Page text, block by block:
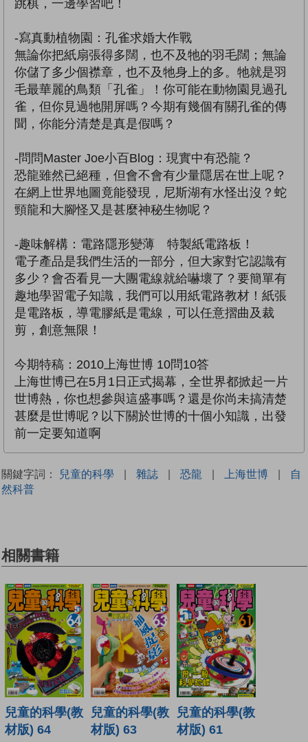
跳棋，一邊學習吧！
-寫真動植物園：孔雀求婚大作戰
無論你把紙扇張得多闊，也不及牠的羽毛闊；無論
你儲了多少個襟章，也不及牠身上的多。牠就是羽
毛最華麗的鳥類「孔雀」！你可能在動物園見過孔
雀，但你見過牠開屏嗎？今期有幾個有關孔雀的傳
聞，你能分清楚是真是假嗎？
-問問Master Joe小百Blog：現實中有恐龍？
恐龍雖然已絕種，但會不會有少量隱居在世上呢？
在網上世界地圖竟能發現，尼斯湖有水怪出沒？蛇
頸龍和大腳怪又是甚麼神秘生物呢？
-趣味解構：電路隱形變薄 特製紙電路板！
電子產品是我們生活的一部分，但大家對它認識有
多少？會否看見一大團電線就給嚇壞了？要簡單有
趣地學習電子知識，我們可以用紙電路教材！紙張
是電路板，導電膠紙是電線，可以任意摺曲及裁
剪，創意無限！
今期特稿：2010上海世博 10問10答
上海世博已在5月1日正式揭幕，全世界都掀起一片
世博熱，你也想參與這盛事嗎？還是你尚未搞清楚
甚麼是世博呢？以下關於世博的十個小知識，出發
前一定要知道啊
關鍵字詞： 兒童的科學 | 雜誌 | 恐龍 | 上海世博 |
自
然科普
相關書籍
兒童的科學(教
材版) 64
兒童的科學(教
材版) 63
兒童的科學(教
材版) 61